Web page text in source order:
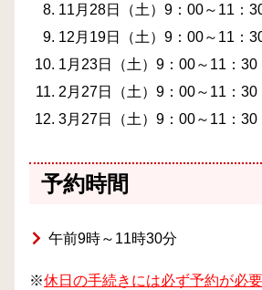
11月28日（土）9：00～11：
12月19日
（土）9：00～11：
1月23日（土）9：00～11：30
2月27日（土）9：00～11：30
3月27日（土）9：00～11：30
予約時間
午前9時～11時30分
※休日の手続きには必ず予約が必要